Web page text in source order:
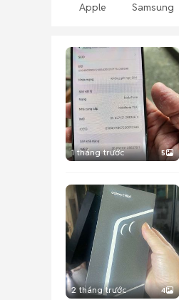
Apple Samsung
1 tháng trước 5
2 tháng trước 4